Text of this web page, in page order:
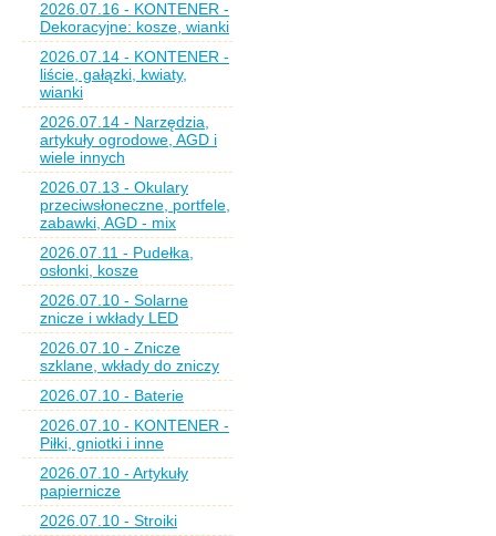
2026.07.16 - KONTENER -
Dekoracyjne: kosze, wianki
2026.07.14 - KONTENER -
liście, gałązki, kwiaty,
wianki
2026.07.14 - Narzędzia,
artykuły ogrodowe, AGD i
wiele innych
2026.07.13 - Okulary
przeciwsłoneczne, portfele,
zabawki, AGD - mix
2026.07.11 - Pudełka,
osłonki, kosze
2026.07.10 - Solarne
znicze i wkłady LED
2026.07.10 - Znicze
szklane, wkłady do zniczy
2026.07.10 - Baterie
2026.07.10 - KONTENER -
Piłki, gniotki i inne
2026.07.10 - Artykuły
papiernicze
2026.07.10 - Stroiki